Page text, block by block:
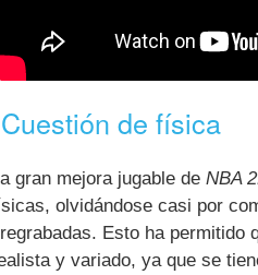
Cuestión de física
gran mejora jugable de NBA
olvidándose casi por
Esto ha permitido
y variado, ya que se